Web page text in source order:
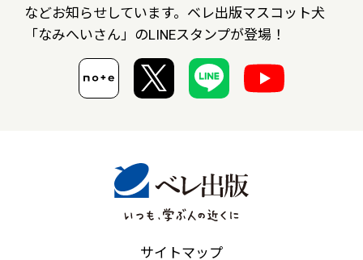
などお知らせしています。ベレ出版マスコット犬
「なみへいさん」のLINEスタンプが登場！
サイトマップ